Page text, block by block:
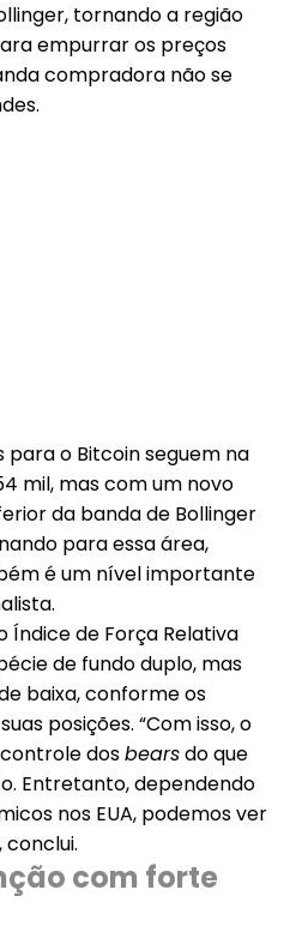
tornando a região
empurrar os preços
compradora não se
para o Bitcoin seguem na
mil, mas com um novo
da banda de Bollinger
para essa área,
é um nível importante
Índice de Força Relativa
de fundo duplo, mas
baixa, conforme os
posições. “Com isso, o
dosbearsdo que
Entretanto, dependendo
nos EUA, podemos ver
com forte